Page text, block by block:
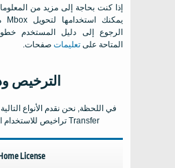
إذا كنت بحاجة إلى مزيد من
يمكنك استخدامها لتحويل Mbox
الرجوع إلى دليل المستخدم
المتاحة على تعليمات صفحات.
الترخيص
في اللحظة, نحن نقدم الأنواع
Transfer تراخيص للاستخدام
Home License